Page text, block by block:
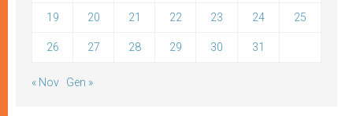
19 20 21 22 23 24 25
26 27 28 29 30 31
« Nov Gen »